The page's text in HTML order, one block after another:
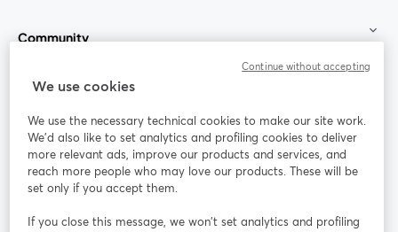
Community
StreamYard für
Mitmachen
Webinar Facebook
wird in einem neuen Tab geöffnet
X (Twitter)
wird in einem neuen Tab geöffnet
We use cookies
We use the necessary technical cookies to make our site work.
We'd also like to set analytics and profiling cookies to deliver
more relevant ads, improve our products and services, and
reach more people who may love our products. These will be
set only if you accept them.
If you close this message, we won’t set analytics and profiling
Continue without accepting